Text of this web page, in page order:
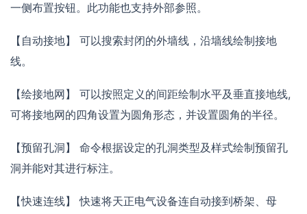
一侧布置按钮。此功能也支持外部参照。
【自动接地】 可以搜索封闭的外墙线，沿墙线绘制接地
线。
【绘接地网】 可以按照定义的间距绘制水平及垂直接地线,
可将接地网的四角设置为圆角形态，并设置圆角的半径。
【预留孔洞】 命令根据设定的孔洞类型及样式绘制预留孔
洞并能对其进行标注。
【快速连线】 快速将天正电气设备连自动接到桥架、母